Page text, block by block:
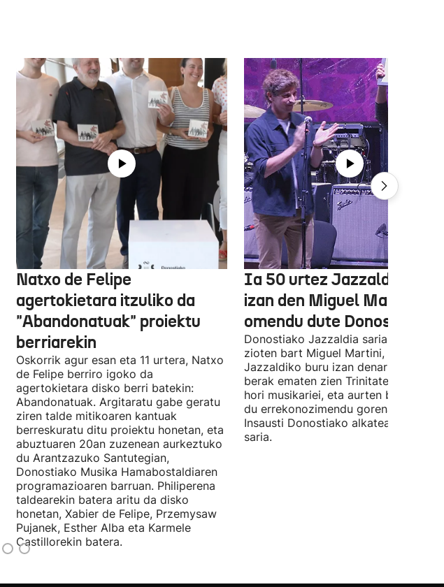
Natxo de Felipe
agertokietara itzuliko da
"Abandonatuak" proiektu
berriarekin
Oskorrik agur esan eta 11 urtera, Natxo
de Felipe berriro igoko da
agertokietara disko berri batekin:
Abandonatuak. Argitaratu gabe geratu
ziren talde mitikoaren kantuak
berreskuratu ditu proiektu honetan, eta
abuztuaren 20an zuzenean aurkeztuko
du Arantzazuko Santutegian,
Donostiako Musika Hamabostaldiaren
programazioaren barruan. Philiperena
taldearekin batera aritu da disko
honetan, Xabier de Felipe, Przemysaw
Pujanek, Esther Alba eta Karmele
Castillorekin batera.
Ia 50 urtez Jazzaldiko
izan den Miguel Martin
omendu dute Donostian
Donostiako Jazzaldia saria eman
zioten bart Miguel Martini, ia 50
Jazzaldiko buru izan denari. Orain
berak ematen zien Trinitate Plazan
hori musikariei, eta aurten berak jaso
du errekonozimendu gorena. Jon
Insausti Donostiako alkateak eman
saria.